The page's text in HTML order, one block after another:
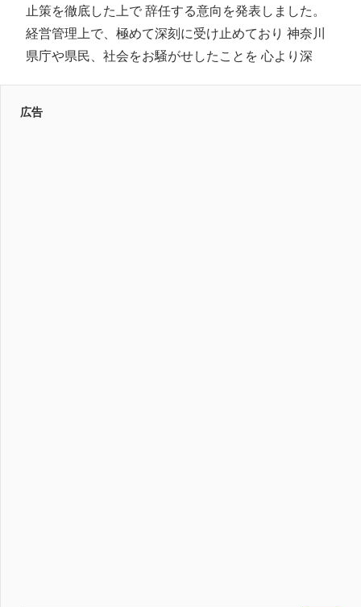
止策を徹底した上で 辞任する意向を発表しました。
経営管理上で、極めて深刻に受け止めており 神奈川
県庁や県民、社会をお騒がせしたことを 心より深
広告